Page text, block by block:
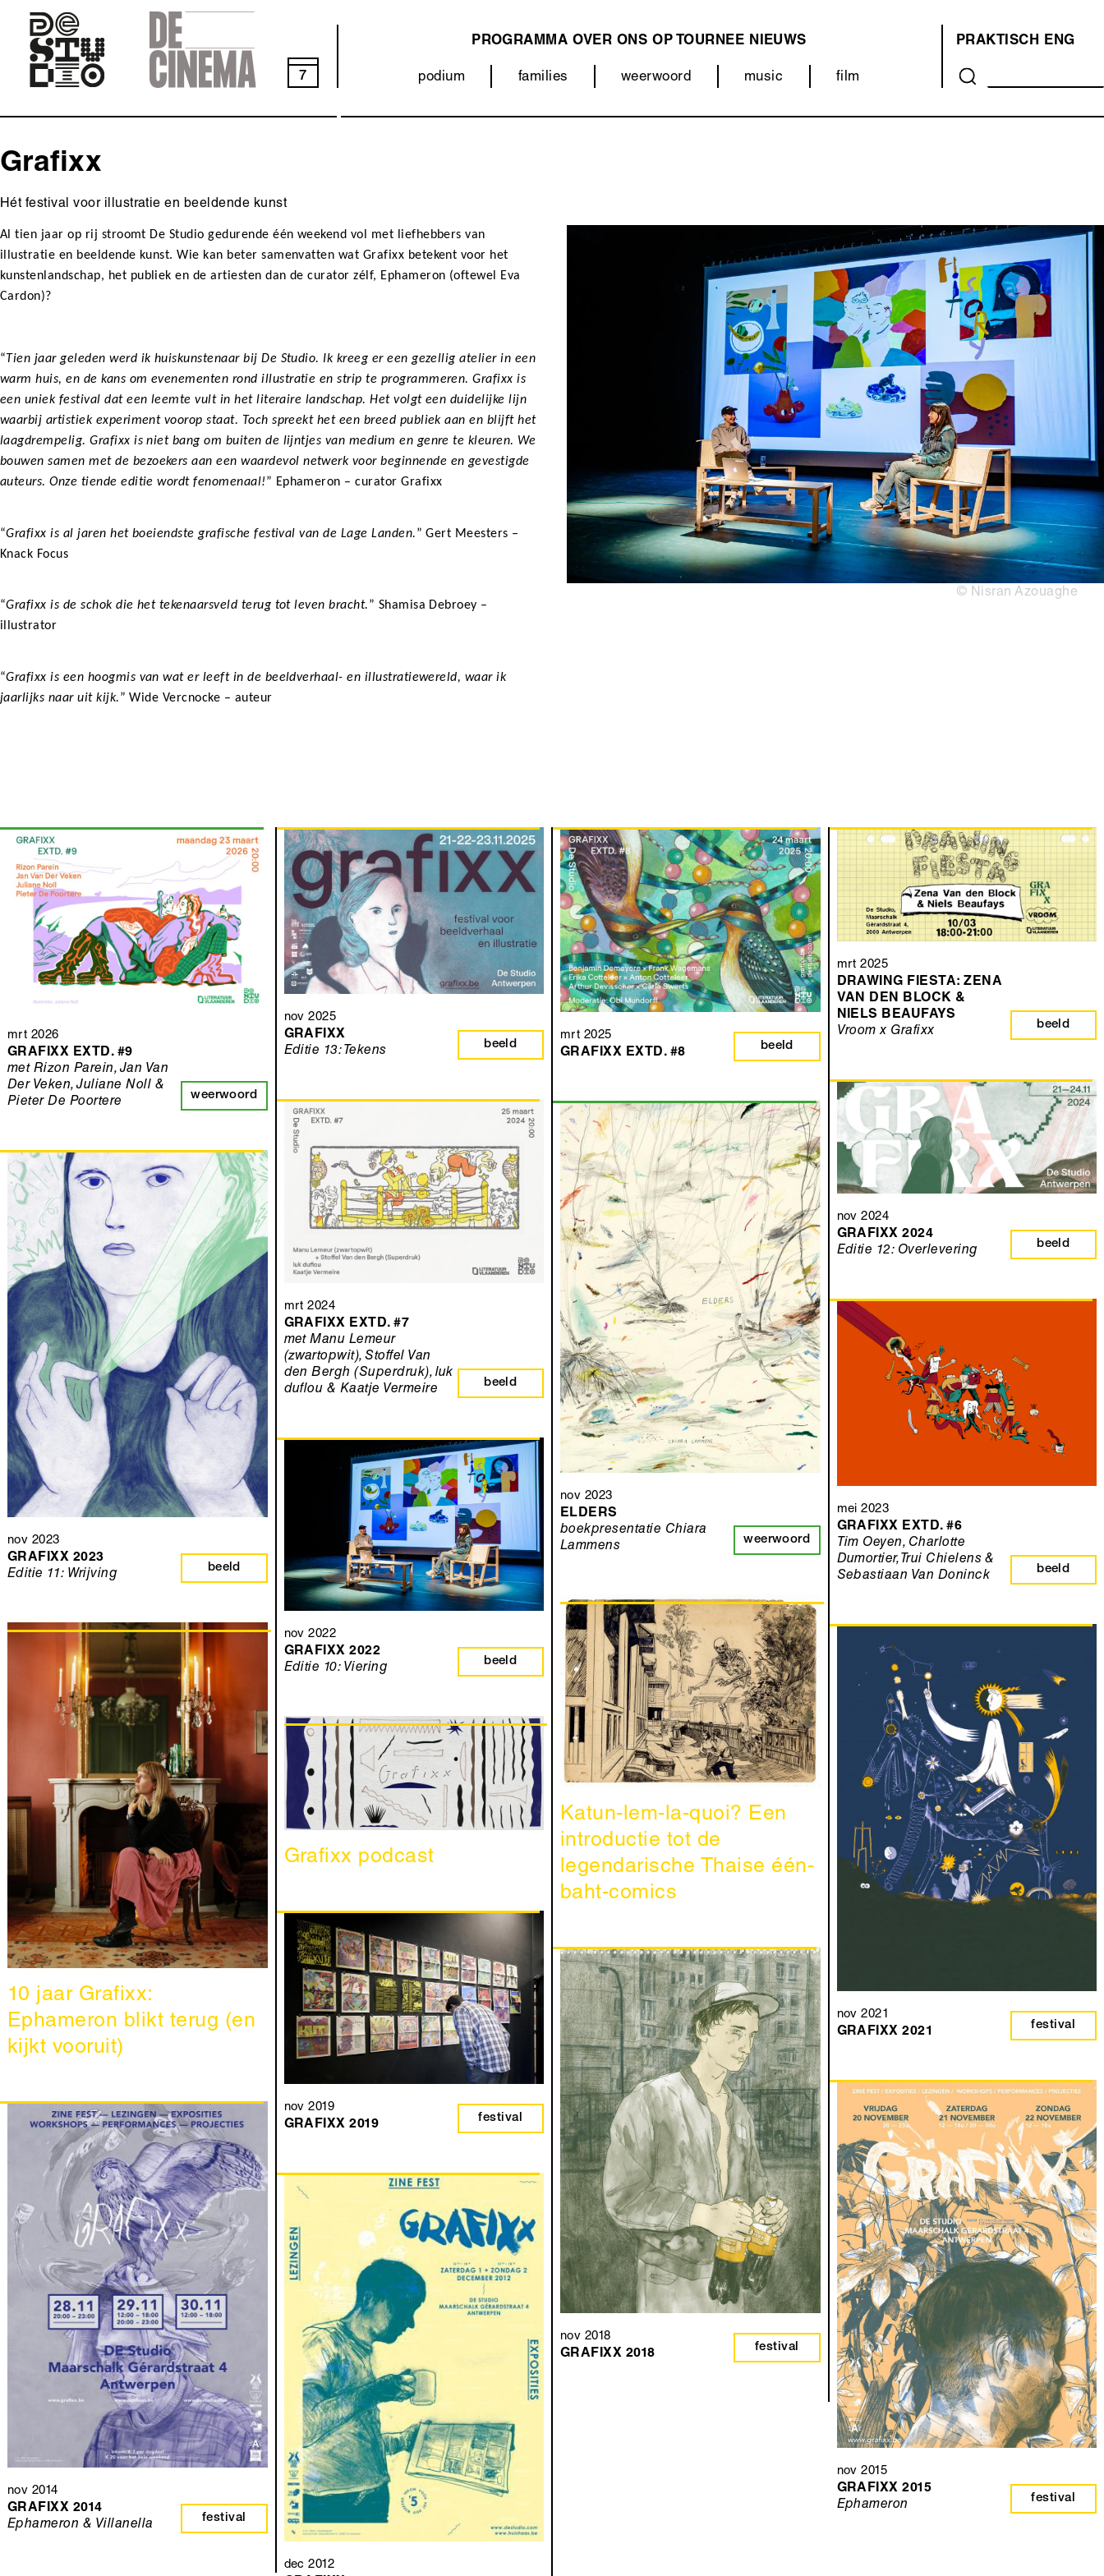
main
navigation
7
Categorieën
(menu)
podium families weerwoord music film
NAVIGATION
PROGRAMMA OVER ONS OP TOURNEE NIEUWS
OVER
ONS
(MENU)
PRAKTISCH ENG
Grafixx
Hét festival voor illustratie en beeldende kunst
Al tien jaar op rij stroomt De Studio gedurende één weekend vol met liefhebbers van
illustratie en beeldende kunst. Wie kan beter samenvatten wat Grafixx betekent voor het
kunstenlandschap, het publiek en de artiesten dan de curator zélf, Ephameron (oftewel Eva
Cardon)?
“Tien jaar geleden werd ik huiskunstenaar bij De Studio. Ik kreeg er een gezellig atelier in een
warm huis, en de kans om evenementen rond illustratie en strip te programmeren. Grafixx is
een uniek festival dat een leemte vult in het literaire landschap. Het volgt een duidelijke lijn
waarbij artistiek experiment voorop staat. Toch spreekt het een breed publiek aan en blijft het
laagdrempelig. Grafixx is niet bang om buiten de lijntjes van medium en genre te kleuren. We
bouwen samen met de bezoekers aan een waardevol netwerk voor beginnende en gevestigde
auteurs. Onze tiende editie wordt fenomenaal!” Ephameron – curator Grafixx
“Grafixx is al jaren het boeiendste grafische festival van de Lage Landen.” Gert Meesters –
Knack Focus
“Grafixx is de schok die het tekenaarsveld terug tot leven bracht.” Shamisa Debroey –
illustrator
“Grafixx is een hoogmis van wat er leeft in de beeldverhaal- en illustratiewereld, waar ik
jaarlijks naar uit kijk.” Wide Vercnocke – auteur
© Nisran Azouaghe
mrt 2026
GRAFIXX EXTD. #9
weerwoord
met Rizon Parein, Jan Van
Der Veken, Juliane Noll &
Pieter De Poortere
nov 2025
GRAFIXX
beeld
Editie 13: Tekens
mrt 2025
GRAFIXX EXTD. #8
beeld
mrt 2025
DRAWING FIESTA: ZENA
VAN DEN BLOCK &
NIELS BEAUFAYS
beeld
Vroom x Grafixx
nov 2024
GRAFIXX 2024
beeld
Editie 12: Overlevering
mrt 2024
GRAFIXX EXTD. #7
beeld
met Manu Lemeur
(zwartopwit), Stoffel Van
den Bergh (Superdruk), luk
duflou & Kaatje Vermeire
nov 2023
ELDERS
weerwoord
boekpresentatie Chiara
Lammens
nov 2023
GRAFIXX 2023
beeld
Editie 11: Wrijving
mei 2023
GRAFIXX EXTD. #6
beeld
Tim Oeyen, Charlotte
Dumortier, Trui Chielens &
Sebastiaan Van Doninck
nov 2022
GRAFIXX 2022
beeld
Editie 10: Viering
Katun-lem-la-quoi? Een
introductie tot de
legendarische Thaise één-
baht-comics
10 jaar Grafixx:
Ephameron blikt terug (en
kijkt vooruit)
nov 2021
GRAFIXX 2021
festival
Grafixx podcast
nov 2019
GRAFIXX 2019
festival
nov 2018
GRAFIXX 2018
festival
nov 2015
GRAFIXX 2015
festival
Ephameron
nov 2014
GRAFIXX 2014
festival
Ephameron & Villanella
dec 2012